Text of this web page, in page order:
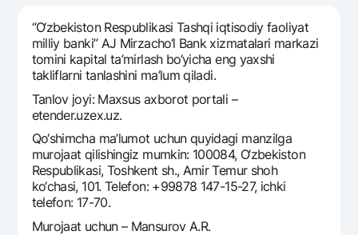
Hamma uchun USD uchun
Talab qilib olinguncha USD
Oltin omonat
NBU’dan oltin quymalar
Kumush omonat
UzCard/HUMO
Visa
Visa FIFA
Mastercard
Ish haqi
Garmin pay
Eskrou hisobvarag‘i
Tariflar
Aksiyalar
Milliy mobil ilovasi
Ko'p beriladigan savollar
Sayt bo‘yicha qidiring
“O‘zbekiston Respublikasi Tashqi iqtisodiy faoliyat
milliy banki” AJ Mirzacho‘l Bank xizmatalari markazi
tomini kapital ta’mirlash bo‘yicha eng yaxshi
takliflarni tanlashini ma’lum qiladi.
Tanlov joyi: Maxsus axborot portali –
etender.uzex.uz.
Qo‘shimcha ma’lumot uchun quyidagi manzilga
murojaat qilishingiz mumkin: 100084, O‘zbekiston
Respublikasi, Toshkent sh., Amir Temur shoh
ko‘chasi, 101. Telefon: +99878 147-15-27, ichki
telefon: 17-70.
Murojaat uchun – Mansurov A.R.